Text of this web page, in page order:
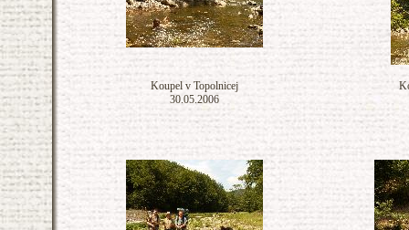
Koupel v Topolnicej
30.05.2006